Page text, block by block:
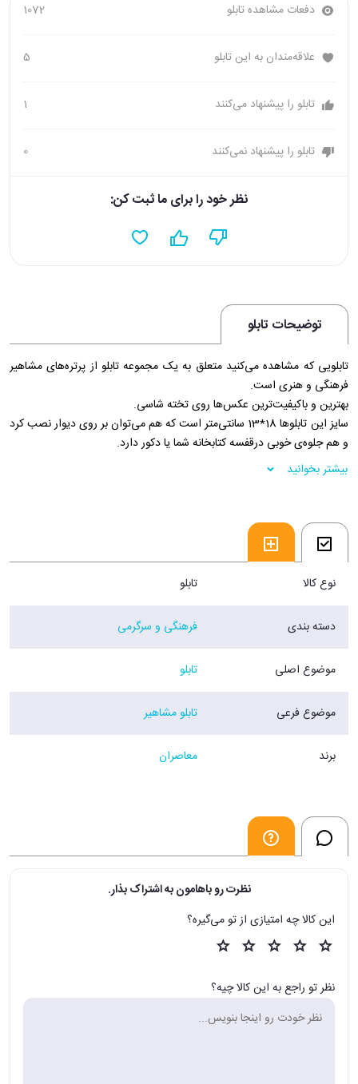
دفعات مشاهده تابلو 1072
علاقه‌مندان به این تابلو 5
تابلو را پیشنهاد می‌کنند 1
تابلو را پیشنهاد نمی‌کنند 0
نظر خود را برای ما ثبت کن:
توضیحات تابلو
تابلویی که مشاهده می‌کنید متعلق به یک مجموعه تابلو از پرتره‌های مشاهیر
فرهنگی و هنری است.
بهترین و باکیفیت‌ترین عکس‌ها روی تخته شاسی.
سایز این تابلوها 18*13 سانتی‌متر است که هم می‌توان بر روی دیوار نصب کرد
و هم جلوه‌ی خوبی درقفسه کتابخانه شما یا دکور دارد.
بیشتر بخوانید
نوع کالا تابلو
دسته بندی فرهنگی و سرگرمی
موضوع اصلی تابلو
موضوع فرعی تابلو مشاهیر
برند معاصران
نظرت رو باهامون به اشتراک بذار.
این کالا چه امتیازی از تو می‌گیره؟
نظر تو راجع به این کالا چیه؟